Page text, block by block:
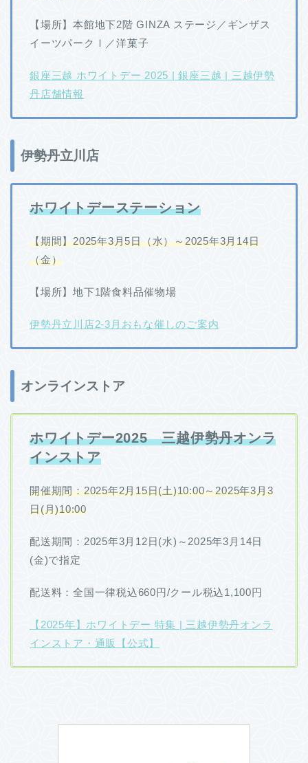
【場所】本館地下2階 GINZA ステージ／ギンザス
イーツパークⅠ／洋菓子
銀座三越 ホワイトデー 2025 | 銀座三越 | 三越伊勢
丹店舗情報
伊勢丹立川店
ホワイトデーステーション
【期間】2025年3月5日（水）～2025年3月14日
（金）
【場所】地下1階食料品催物場
伊勢丹立川店2-3月おもな催しのご案内
オンラインストア
ホワイトデー2025 三越伊勢丹オンラ
インストア
開催期間：2025年2月15日(土)10:00～2025年3月3
日(月)10:00
配送期間：2025年3月12日(水)～2025年3月14日
(金)で指定
配送料：全国一律税込660円/クール税込1,100円
【2025年】ホワイトデー 特集 | 三越伊勢丹オンラ
インストア・通販【公式】